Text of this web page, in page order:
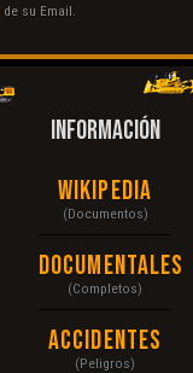
de su Email.
INFORMACIÓN
Wikipedia
(Documentos)
Documentales
(Completos)
Accidentes
(Peligros)